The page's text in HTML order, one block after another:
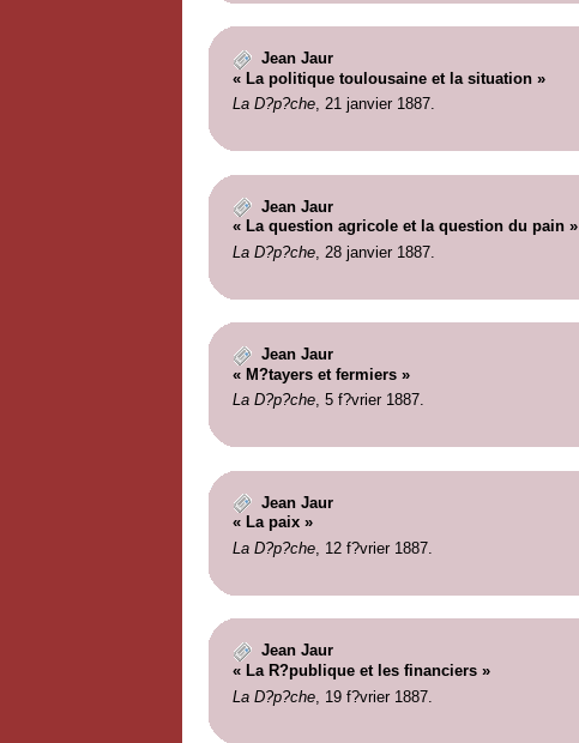
Jean Jaur
« La politique toulousaine et la situation »
La D?p?che, 21 janvier 1887.
Jean Jaur
« La question agricole et la question du pain »
La D?p?che, 28 janvier 1887.
Jean Jaur
« M?tayers et fermiers »
La D?p?che, 5 f?vrier 1887.
Jean Jaur
« La paix »
La D?p?che, 12 f?vrier 1887.
Jean Jaur
« La R?publique et les financiers »
La D?p?che, 19 f?vrier 1887.